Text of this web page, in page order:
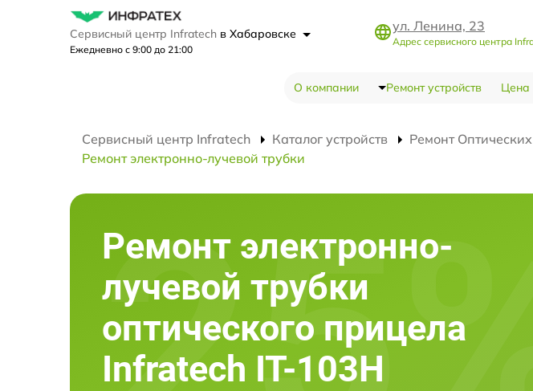
Сервисный центр Infratech в Хабаровске
Ежедневно с 9:00 до 21:00
ул. Ленина, 23
Адрес сервисного центра
О компании Ремонт устройств Цена
Сервисный центр Infratech Каталог устройств Ремонт
Ремонт электронно-лучевой трубки
Ремонт электронно-
лучевой трубки
оптического прицела
Infratech IT-103Н